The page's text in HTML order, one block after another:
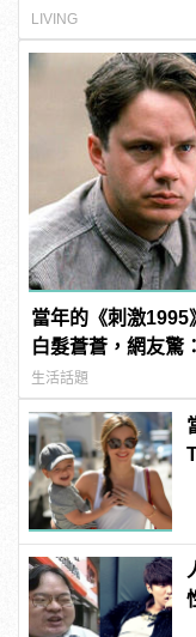
LIVING
當年的《刺激
白髮蒼蒼，網友驚
生活話題